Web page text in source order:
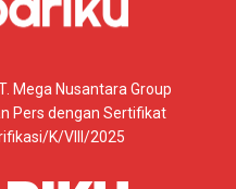
Mega Nusantara Group
Pers dengan Sertifikat
K/VIII/2025